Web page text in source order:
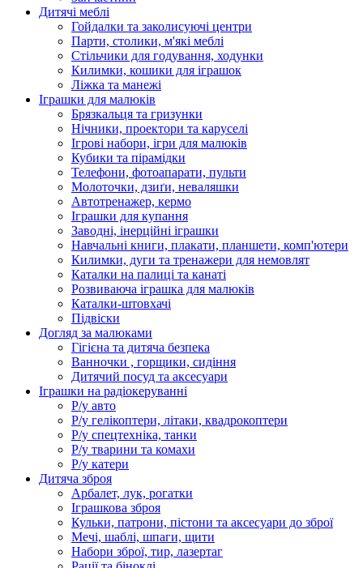
Дитячі меблі
Гойдалки та заколисуючі центри
Парти, столики, м'які меблі
Стільчики для годування, ходунки
Килимки, кошики для іграшок
Ліжка та манежі
Іграшки для малюків
Брязкальця та гризунки
Нічники, проектори та каруселі
Ігрові набори, ігри для малюків
Кубики та пірамідки
Телефони, фотоапарати, пульти
Молоточки, дзиґи, неваляшки
Автотренажер, кермо
Іграшки для купання
Заводні, інерційні іграшки
Навчальні книги, плакати, планшети, комп'ютери
Килимки, дуги та тренажери для немовлят
Каталки на палиці та канаті
Розвиваюча іграшка для малюків
Каталки-штовхачі
Підвіски
Догляд за малюками
Гігієна та дитяча безпека
Ванночки , горщики, сидіння
Дитячий посуд та аксесуари
Іграшки на радіокеруванні
Р/у авто
Р/у гелікоптери, літаки, квадрокоптери
Р/у спецтехніка, танки
Р/у тварини та комахи
Р/у катери
Дитяча зброя
Арбалет, лук, рогатки
Іграшкова зброя
Кульки, патрони, пістони та аксесуари до зброї
Мечі, шаблі, шпаги, щити
Набори зброї, тир, лазертаг